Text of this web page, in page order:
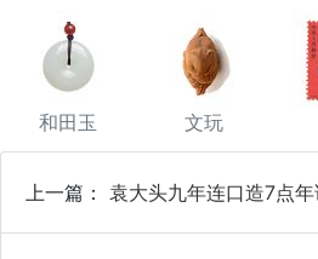
和田玉 文玩
上一篇： 袁大头九年连口造7点